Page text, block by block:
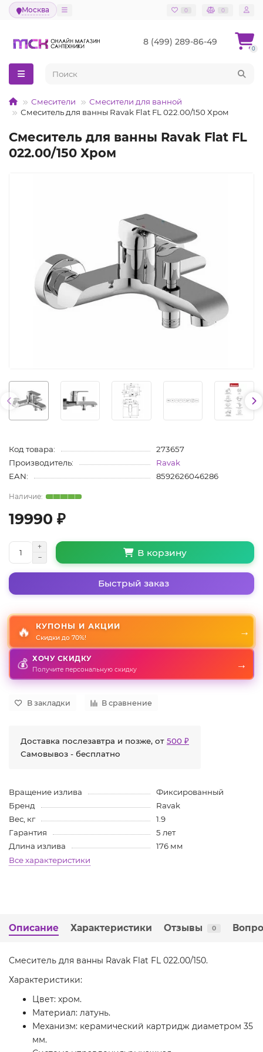
Москва 0 0
8 (499) 289-86-49
0
Смесители
Смесители для ванной
Смеситель для ванны Ravak Flat FL 022.00/150 Хром
Смеситель для ванны Ravak Flat FL
022.00/150 Хром
Код товара:
273657
Производитель:
Ravak
EAN:
8592626046286
19990 ₽
В корзину
Быстрый заказ
🔥 КУПОНЫ И АКЦИИ
Скидки до 70%!
→
💰 ХОЧУ СКИДКУ
Получите персональную скидку →
В закладки В сравнение
Доставка послезавтра и позже, от 500 ₽
Самовывоз - бесплатно
Вращение излива
Фиксированный
Бренд
Ravak
Вес, кг
1.9
Гарантия
5 лет
Длина излива
176 мм
Все характеристики
Описание Характеристики Отзывы 0
Смеситель для ванны Ravak Flat FL 022.00/150.
Характеристики:
Цвет: хром.
Материал: латунь.
Механизм: керамический картридж диаметром 35
мм.